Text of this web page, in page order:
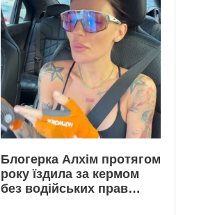
Блогерка Алхім протягом
року їздила за кермом
без водійських прав…